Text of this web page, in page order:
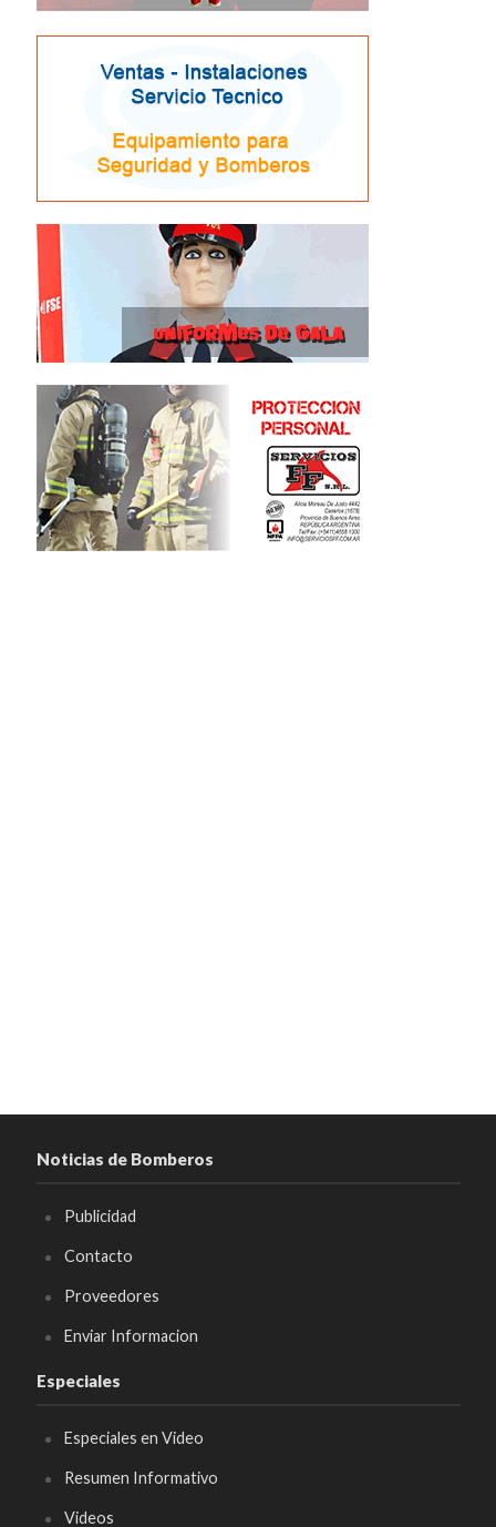
Noticias de Bomberos
Publicidad
Contacto
Proveedores
Enviar Informacion
Especiales
Especiales en Video
Resumen Informativo
Videos